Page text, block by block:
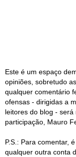
Este é um espaço
opiniões, sobretudo
qualquer comentário
ofensas - dirigidas a
leitores do blog -
participação, Mauro
P.S.: Para comentar,
qualquer outra conta